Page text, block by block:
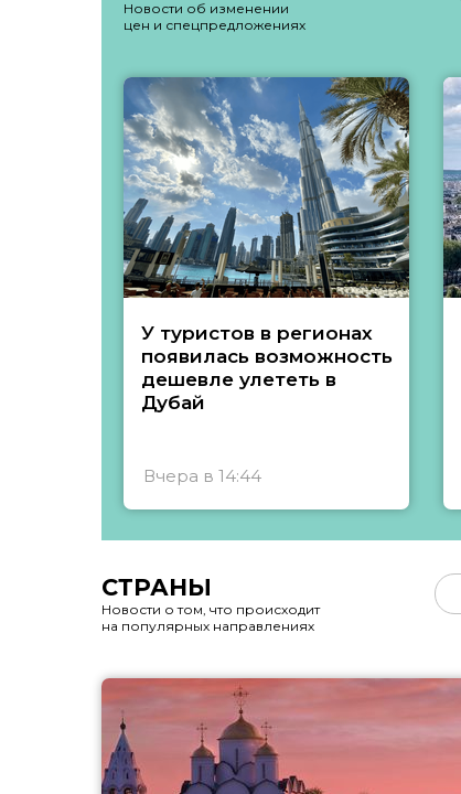
Новости об изменении
цен и спецпредложениях
У туристов в регионах
появилась возможность
дешевле улететь в
Дубай
Вчера в 14:44
СТРАНЫ
Новости о том, что происходит
на популярных направлениях